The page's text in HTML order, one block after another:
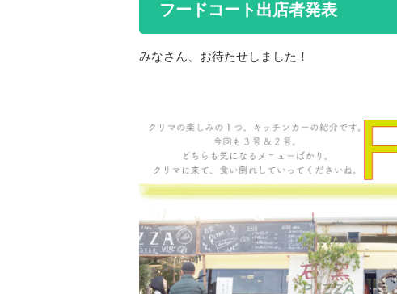
フードコート出店者発表
みなさん、お待たせしました！